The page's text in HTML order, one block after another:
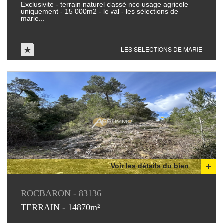
exclusivite - terrain naturel classé nco usage agricole
uniquement - 15 000m2 - le val - les sélections de
marie...
LES SELECTIONS DE MARIE
Voir les détails du bien
ROCBARON - 83136
TERRAIN - 14870m²